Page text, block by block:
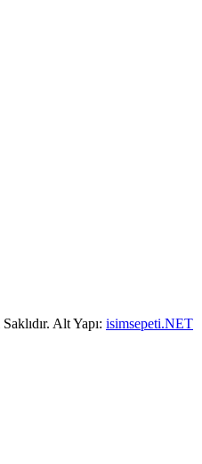
Alt Yapı: isimsepeti.NET